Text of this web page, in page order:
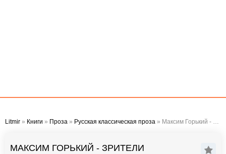
Litmir » Книги » Проза » Русская классическая проза » Максим Горький - Зрители
МАКСИМ ГОРЬКИЙ - ЗРИТЕЛИ